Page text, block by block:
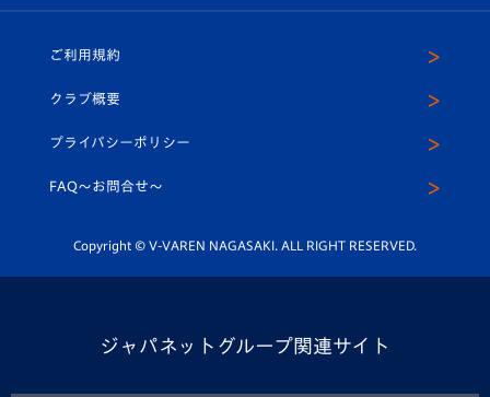
ホームタウン
平和祈念活動
ホームタウン活動
U-18
スクール
ヴィヴィくんインスタグラム
公式LINE＠
ご利用規約
クラブ概要
プライバシーポリシー
FAQ〜お問合せ〜
Copyright © V-VAREN NAGASAKI. ALL RIGHT RESERVED.
ジャパネットグループ関連サイト